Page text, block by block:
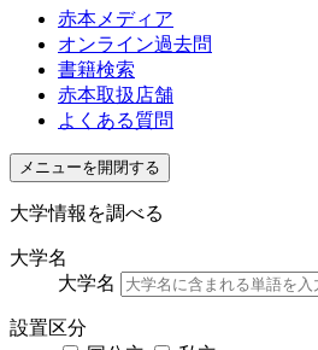
赤本メディア
オンライン過去問
書籍検索
赤本取扱店舗
よくある質問
メニューを開閉する
大学情報を調べる
大学名
大学名
設置区分